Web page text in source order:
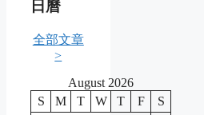
日曆
全部文章
>
August 2026
S
M T W T F
S